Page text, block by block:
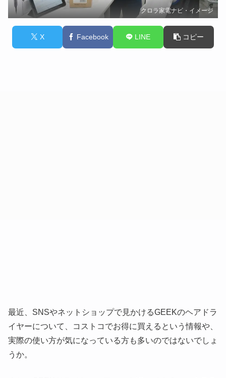
クロラ家電ナビ・イメージ
X Facebook LINE コピー
最近、SNSやネットショップで見かけるGEEKのヘアドラ
イヤーについて、コストコでお得に買えるという情報や、
実際の使い方が気になっている方も多いのではないでしょ
うか。